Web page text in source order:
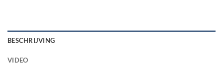
BESCHRIJVING
VIDEO